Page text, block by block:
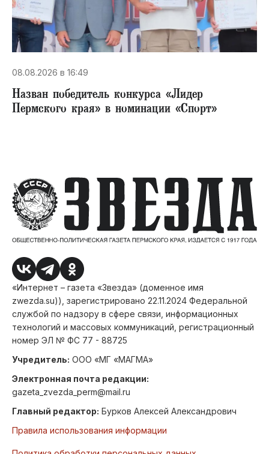
08.08.2026 в 16:49
Назван победитель конкурса «Лидер
Пермского края» в номинации «Спорт»
«Интернет – газета «Звезда» (доменное имя
zwezda.su)), зарегистрировано 22.11.2024 Федеральной
службой по надзору в сфере связи, информационных
технологий и массовых коммуникаций, регистрационный
номер ЭЛ № ФС 77 - 88725
Учредитель: ООО «МГ «МАГМА»
Электронная почта редакции:
gazeta_zvezda_perm@mail.ru
Главный редактор: Бурков Алексей Александрович
Правила использования информации